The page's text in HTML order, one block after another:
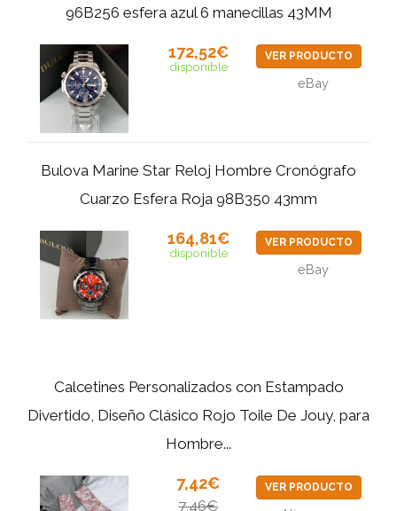
96B256 esfera azul 6 manecillas 43MM
172,52€
disponible
VER PRODUCTO
eBay
Bulova Marine Star Reloj Hombre Cronógrafo
Cuarzo Esfera Roja 98B350 43mm
164,81€
disponible
VER PRODUCTO
eBay
Calcetines Personalizados con Estampado
Divertido, Diseño Clásico Rojo Toile De Jouy, para
Hombre...
7,42€
7,46€
VER PRODUCTO